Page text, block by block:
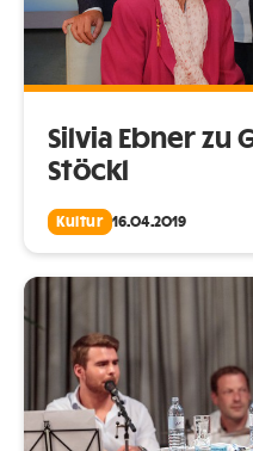
Silvia Ebner zu
Stöckl
Kultur 16.04.2019